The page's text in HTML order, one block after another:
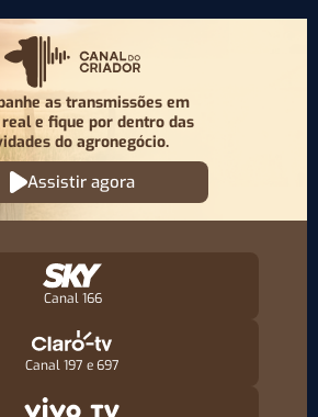
as transmissões em
e fique por dentro das
do agronegócio.
Assistir agora
Canal 166
Canal 197 e 697